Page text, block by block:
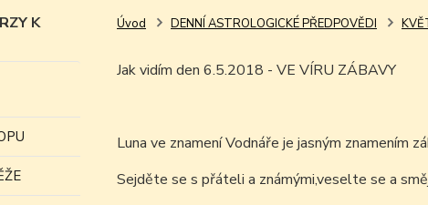
K
Úvod DENNÍ ASTROLOGICKÉ PŘEDPOVĚDI
Jak vidím den 6.5.2018 - VE VÍRU ZÁBAVY
Luna ve znamení Vodnáře je jasným znamením
Sejděte se s přáteli a známými,veselte se a